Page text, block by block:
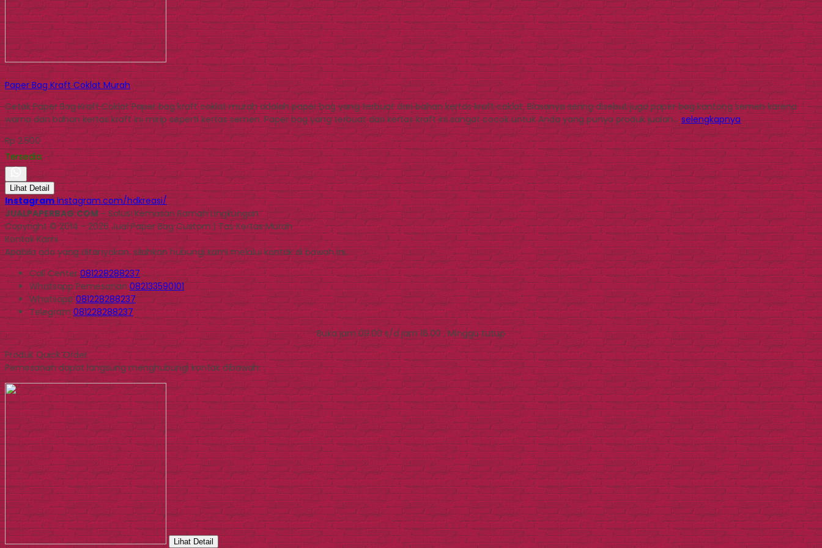
Paper Bag Kraft Coklat Murah
Cetak Paper Bag Kraft Coklat Paper bag kraft coklat murah adalah paper bag yang terbuat dari bahan kertas kraft coklat. Biasanya sering disebut juga paper bag kantong semen karena
warna dan bahan kertas kraft ini mirip seperti kertas semen. Paper bag yang terbuat dari kertas kraft ini sangat cocok untuk Anda yang punya produk jualan…selengkapnya
Rp 2.500
Tersedia
Lihat Detail
Instagram instagram.com/hdkreasi/
JUALPAPERBAG.COM- Solusi Kemasan Ramah Lingkungan
Copyright © 2014 - 2026 Jual Paper Bag Custom | Tas Kertas Murah
Kontak Kami
Apabila ada yang ditanyakan, silahkan hubungi kami melalui kontak di bawah ini.
Call Center081228288237
WhatsappPemesanan 082133590101
Whatsapp081228288237
Telegram081228288237
Buka jam 09.00 s/d jam 16.00 , Minggu tutup
Produk Quick Order
Pemesanan dapat langsung menghubungi kontak dibawah:
Lihat Detail